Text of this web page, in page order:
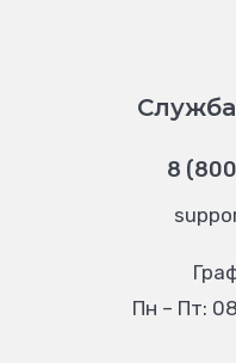
8
Пн – Пт: